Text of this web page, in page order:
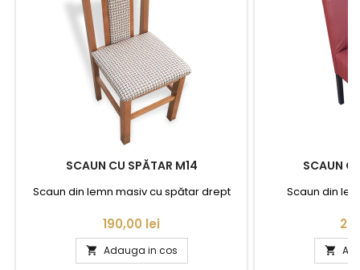
SCAUN CU SPĂTAR M14
Scaun din lemn masiv cu spătar drept
Pret
190,00 lei
 Adauga in cos
SCAUN
Scaun din
